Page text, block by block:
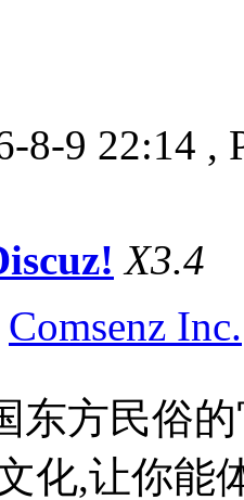
8-9 22:14 ,
X3.4
Comsenz Inc.
东方民俗
化,让你能